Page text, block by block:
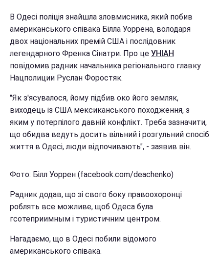
В Одесі поліція знайшла зловмисника, який побив
американського співака Білла Уоррена, володаря
двох національних премій США і послідовник
легендарного Френка Сінатри. Про це УНІАН
повідомив радник начальника регіонального главку
Нацполиции Руслан Форостяк.
"Як з'ясувалося, йому підбив око його земляк,
виходець із США мексиканського походження, з
яким у потерпілого давній конфлікт. Треба зазначити,
що обидва ведуть досить вільний і розгульний спосіб
життя в Одесі, люди відпочивають", - заявив він.
Фото: Білл Уоррен (facebook.com/deachenko)
Радник додав, що зі свого боку правоохоронці
роблять все можливе, щоб Одеса була
гсотеприимным і туристичним центром.
Нагадаємо, що в Одесі побили відомого
американського співака.